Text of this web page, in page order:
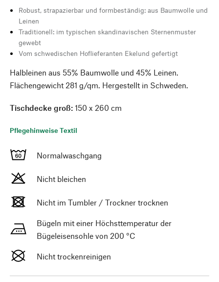
Robust, strapazierbar und formbeständig: aus Baumwolle und
Leinen
Traditionell: im typischen skandinavischen Sternenmuster
gewebt
Vom schwedischen Hoflieferanten Ekelund gefertigt
Halbleinen aus 55% Baumwolle und 45% Leinen.
Flächengewicht 281 g/qm. Hergestellt in Schweden.
Tischdecke groß: 150 x 260 cm
Pflegehinweise Textil
Normalwaschgang
Nicht bleichen
Nicht im Tumbler / Trockner trocknen
Bügeln mit einer Höchsttemperatur der
Bügeleisensohle von 200 °C
Nicht trockenreinigen